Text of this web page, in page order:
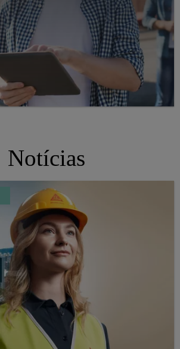
Notícias